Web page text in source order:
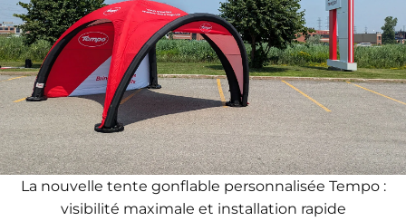
La nouvelle tente gonflable personnalisée Tempo:
visibilité maximale et installation rapide